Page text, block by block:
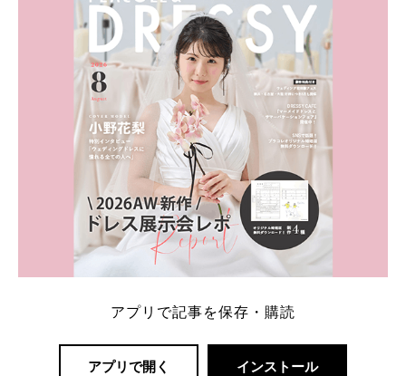
アプリで記事を保存・購読
アプリで開く インストール